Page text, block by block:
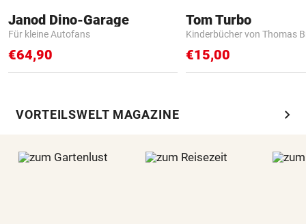
Janod Dino-Garage
Für kleine Autofans
€64,90
Tom Turbo
Kinderbücher von Thomas
€15,00
VORTEILSWELT MAGAZINE chevron_right